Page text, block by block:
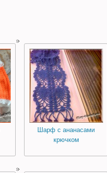
Шарф с ананасами
крючком